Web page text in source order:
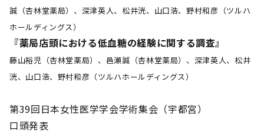
誠（杏林堂薬局）、深津英人、松井洸、山口浩、野村和彦（ツルハ
ホールディングス）
『薬局店頭における低血糖の経験に関する調査』
藤山裕児（杏林堂薬局）、邑瀬誠（杏林堂薬局）、深津英人、松井
洸、山口浩、野村和彦（ツルハホールディングス）
第39回日本女性医学学会学術集会（宇都宮）
口頭発表